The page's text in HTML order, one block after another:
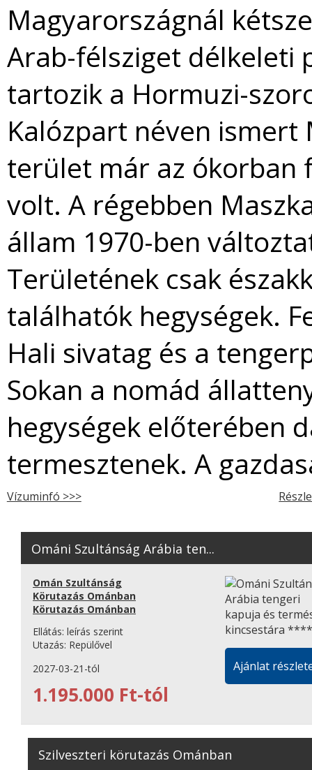
Magyarországnál
Arab-félsziget délkeleti
tartozik a Hormuzi-
Kalózpart néven
terület már az ókorban
volt. A régebben
állam 1970-ben
Területének csak
találhatók hegységek.
Hali sivatag és a
Sokan a nomád
hegységek előterében
termesztenek. A
Vízuminfó >>>
Ománi Szultánság Arábia ten...
Omán Szultánság
Körutazás Ománban
Körutazás Ománban
Ellátás: leírás szerint
Utazás: Repülővel
2027-03-21-tól
1.195.000 Ft-tól
Ajánlat
Szilveszteri körutazás Ománban